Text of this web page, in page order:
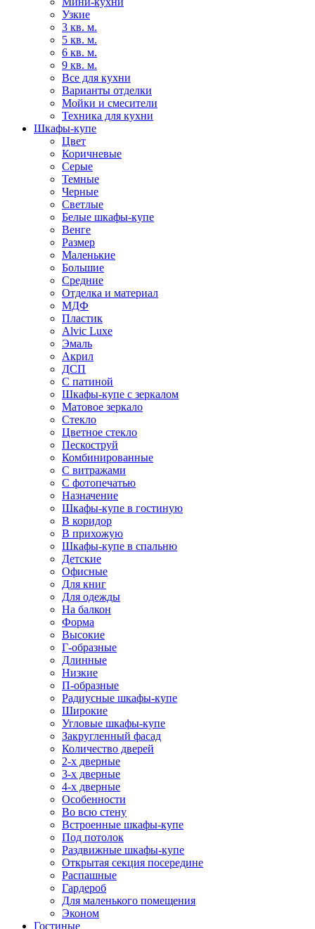
Узкие
3 кв. м.
5 кв. м.
6 кв. м.
9 кв. м.
Все для кухни
Варианты отделки
Мойки и смесители
Техника для кухни
Шкафы-купе
Цвет
Коричневые
Серые
Темные
Черные
Светлые
Белые шкафы-купе
Венге
Размер
Маленькие
Большие
Средние
Отделка и материал
МДФ
Пластик
Alvic Luxe
Эмаль
Акрил
ДСП
С патиной
Шкафы-купе с зеркалом
Матовое зеркало
Стекло
Цветное стекло
Пескоструй
Комбинированные
С витражами
С фотопечатью
Назначение
Шкафы-купе в гостиную
В коридор
В прихожую
Шкафы-купе в спальню
Детские
Офисные
Для книг
Для одежды
На балкон
Форма
Высокие
Г-образные
Длинные
Низкие
П-образные
Радиусные шкафы-купе
Широкие
Угловые шкафы-купе
Закругленный фасад
Количество дверей
2-х дверные
3-х дверные
4-х дверные
Особенности
Во всю стену
Встроенные шкафы-купе
Под потолок
Раздвижные шкафы-купе
Открытая секция посередине
Распашные
Гардероб
Для маленького помещения
Эконом
Гостиные